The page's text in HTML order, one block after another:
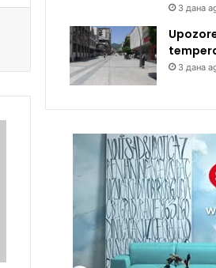
3 дана
3 дана